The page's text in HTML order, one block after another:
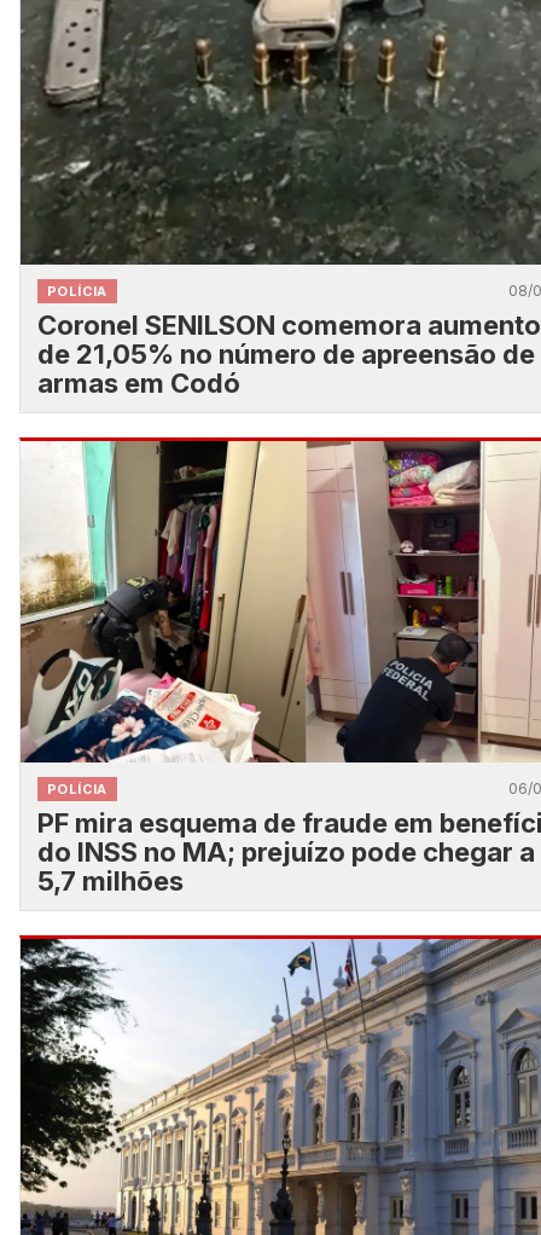
POLÍCIA 08/
Coronel SENILSON comemora aumento
de 21,05% no número de apreensão de
armas em Codó
POLÍCIA 06/
PF mira esquema de fraude em
do INSS no MA; prejuízo pode chegar a
5,7 milhões